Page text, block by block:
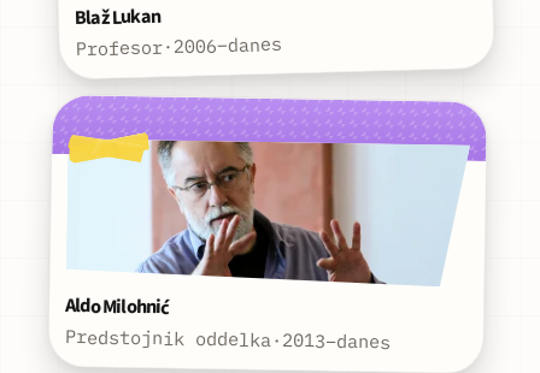
Blaž Lukan
Profesor·2006–danes
Aldo Milohnić
Predstojnik oddelka·2013–danes